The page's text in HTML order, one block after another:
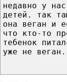
недавно у
детей. так
она веган и
что кто-то
тебенок
уже не